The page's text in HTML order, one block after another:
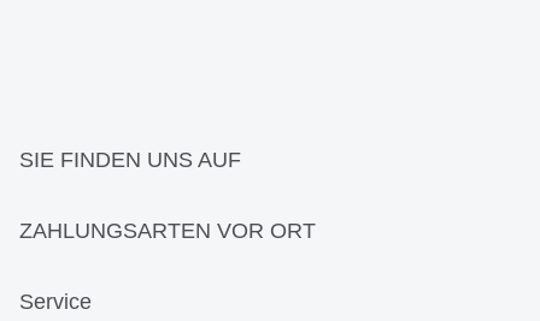
SIE FINDEN UNS AUF
ZAHLUNGSARTEN VOR ORT
Service